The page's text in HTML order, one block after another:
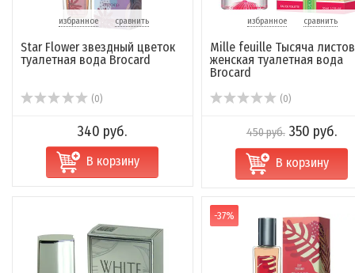
избранное сравнить
Star Flower звездный цветок
туалетная вода Brocard
(0)
340 руб.
В корзину
избранное сравнить
Mille feuille Тысяча листов
женская туалетная вода
Brocard
(0)
450 руб. 350 руб.
В корзину
-37%